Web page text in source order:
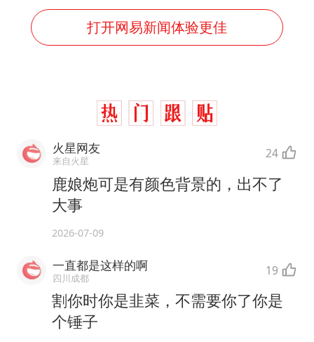
打开网易新闻体验更佳
火星网友
来自火星 24
鹿娘炮可是有颜色背景的，出不了
大事
2026-07-09
一直都是这样的啊
四川成都 19
割你时你是韭菜，不需要你了你是
个锤子